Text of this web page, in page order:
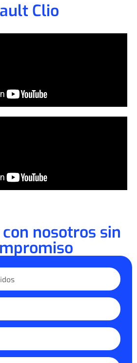
Clio
nosotros sin